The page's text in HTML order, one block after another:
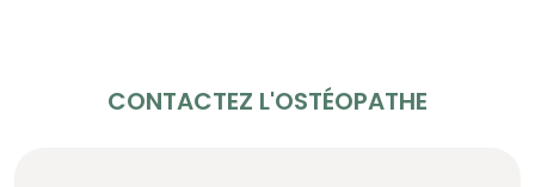
CONTACTEZ L'OSTÉOPATHE